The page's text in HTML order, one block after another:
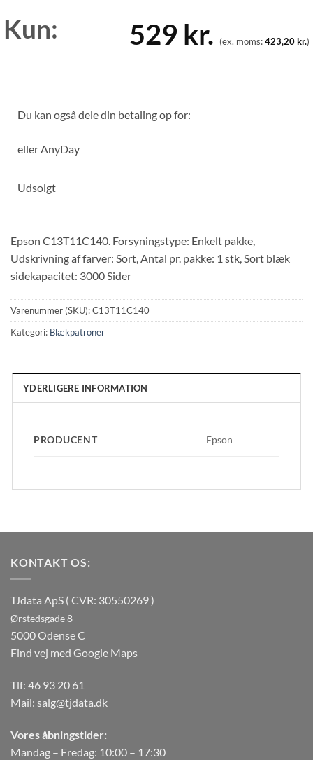
Kun: 529 kr. (ex. moms:423,20kr.)
Du kan også dele din betaling op for:
ellerAnyDay
Udsolgt
Epson C13T11C140. Forsyningstype: Enkelt pakke,
Udskrivning af farver: Sort, Antal pr. pakke: 1 stk, Sort blæk
sidekapacitet: 3000 Sider
Varenummer (SKU):C13T11C140
Kategori: Blækpatroner
YDERLIGERE INFORMATION
PRODUCENT Epson
KONTAKT OS:
TJdata ApS ( CVR: 30550269 )
Ørstedsgade 8
5000 Odense C
Find vej med Google Maps
Tlf: 46 93 20 61
Mail: salg@tjdata.dk
Vores åbningstider:
Mandag – Fredag: 10:00 – 17:30